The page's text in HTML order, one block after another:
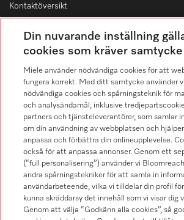
Kontaktöversikt
08-562 29 800
Hitta återförsäljare
Följ Miele Professional
Din nuvarande inställning
cookies som kräver samtycke
Miele använder nödvändiga cookies för att
fungera korrekt. Med ditt samtycke använder
nödvändiga cookies och spårningsteknik för
och analysändamål, inklusive
partners och tjänsteleverantörer, som samlar
om din användning av webbplatsen och
anpassa och förbättra din onlineupplevelse.
också för att anpassa annonser. Genom ett
(“full personalisering”) använder vi
andra spårningstekniker för att samla in
användarbeteende, vilka vi tilldelar din profil
kunna skräddarsy det innehåll som vi visar dig
Genom att välja “Godkänn alla cookies”, så